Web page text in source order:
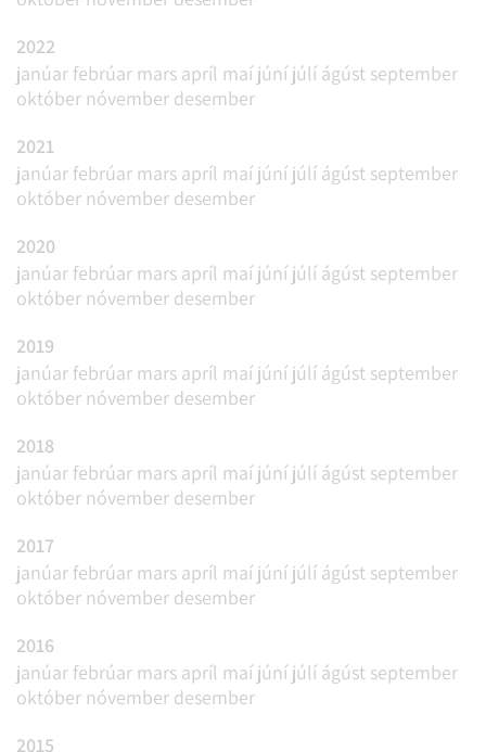
2022
janúar febrúar mars apríl maí júní júlí ágúst september
október nóvember desember
2021
janúar febrúar mars apríl maí júní júlí ágúst september
október nóvember desember
2020
janúar febrúar mars apríl maí júní júlí ágúst september
október nóvember desember
2019
janúar febrúar mars apríl maí júní júlí ágúst september
október nóvember desember
2018
janúar febrúar mars apríl maí júní júlí ágúst september
október nóvember desember
2017
janúar febrúar mars apríl maí júní júlí ágúst september
október nóvember desember
2016
janúar febrúar mars apríl maí júní júlí ágúst september
október nóvember desember
2015